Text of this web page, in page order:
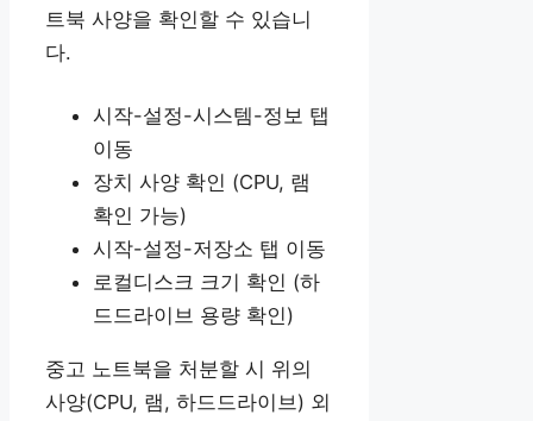
트북 사양을 확인할 수 있습니
다.
시작-설정-시스템-정보 탭
이동
장치 사양 확인 (CPU, 램
확인 가능)
시작-설정-저장소 탭 이동
로컬디스크 크기 확인 (하
드드라이브 용량 확인)
중고 노트북을 처분할 시 위의
사양(CPU, 램, 하드드라이브) 외